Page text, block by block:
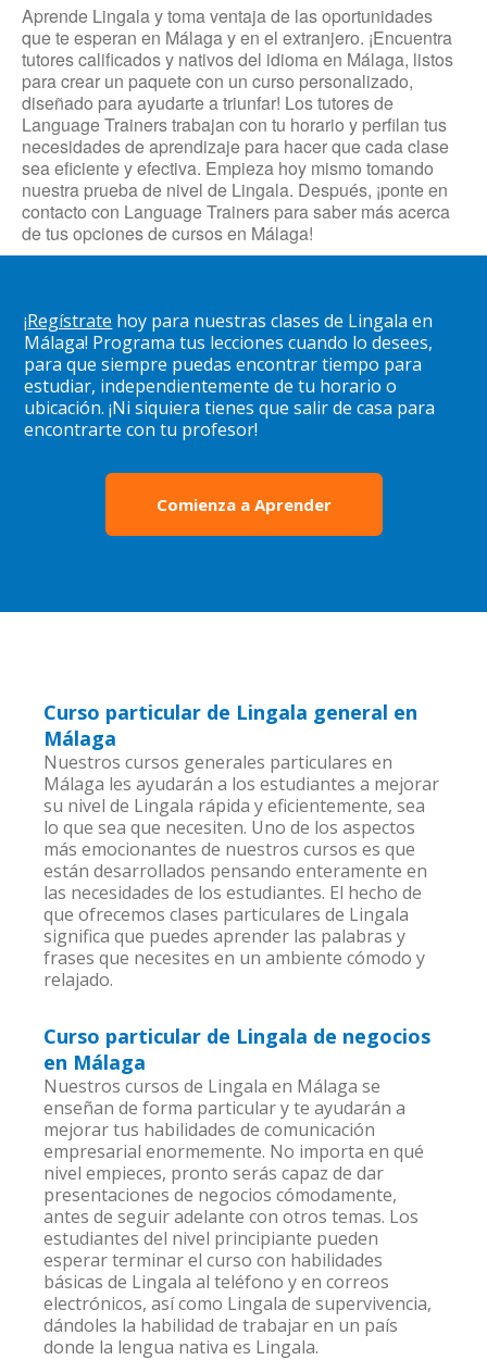
Aprende Lingala y toma ventaja de las oportunidades
que te esperan en Málaga y en el extranjero. ¡Encuentra
tutores calificados y nativos del idioma en Málaga, listos
para crear un paquete con un curso personalizado,
diseñado para ayudarte a triunfar! Los tutores de
Language Trainers trabajan con tu horario y perfilan tus
necesidades de aprendizaje para hacer que cada clase
sea eficiente y efectiva. Empieza hoy mismo tomando
nuestra prueba de nivel de Lingala. Después, ¡ponte en
contacto con Language Trainers para saber más acerca
de tus opciones de cursos en Málaga!
¡Regístrate hoy para nuestras clases de Lingala en
Málaga! Programa tus lecciones cuando lo desees,
para que siempre puedas encontrar tiempo para
estudiar, independientemente de tu horario o
ubicación. ¡Ni siquiera tienes que salir de casa para
encontrarte con tu profesor!
Comienza a Aprender
Curso particular de Lingala general en
Málaga
Nuestros cursos generales particulares en
Málaga les ayudarán a los estudiantes a mejorar
su nivel de Lingala rápida y eficientemente, sea
lo que sea que necesiten. Uno de los aspectos
más emocionantes de nuestros cursos es que
están desarrollados pensando enteramente en
las necesidades de los estudiantes. El hecho de
que ofrecemos clases particulares de Lingala
significa que puedes aprender las palabras y
frases que necesites en un ambiente cómodo y
relajado.
Curso particular de Lingala de negocios
en Málaga
Nuestros cursos de Lingala en Málaga se
enseñan de forma particular y te ayudarán a
mejorar tus habilidades de comunicación
empresarial enormemente. No importa en qué
nivel empieces, pronto serás capaz de dar
presentaciones de negocios cómodamente,
antes de seguir adelante con otros temas. Los
estudiantes del nivel principiante pueden
esperar terminar el curso con habilidades
básicas de Lingala al teléfono y en correos
electrónicos, así como Lingala de supervivencia,
dándoles la habilidad de trabajar en un país
donde la lengua nativa es Lingala.